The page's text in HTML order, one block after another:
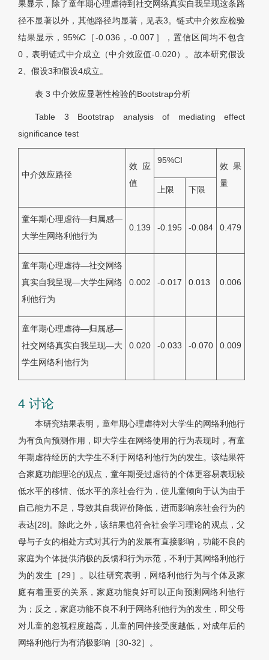
果显示，除了童年期心理虐待到社交网络真实自我呈现这条路
径不显著以外，其他路径均显著，见表3。链式中介效应检验
结果显示，95%C［-0.036，-0.007］，置信区间均不包含
0，表明链式中介成立（中介效应值-0.020）。故本研究假设
2、假设3和假设4成立。
表 3 中介效应显著性检验的Bootstrap分析
Table 3 Bootstrap analysis of mediating effect
significance test
中介效应路径
效应
值
95%CI
效果
量
上限 下限
童年期心理虐待—归属感—
大学生网络利他行为
0.139 -0.195 -0.084 0.479
童年期心理虐待—社交网络
真实自我呈现—大学生网络
利他行为
0.002 -0.017 0.013 0.006
童年期心理虐待—归属感—
社交网络真实自我呈现—大
学生网络利他行为
0.020 -0.033 -0.070 0.009
4 讨论
本研究结果表明，童年期心理虐待对大学生的网络利他行
为有负向预测作用，即大学生在网络使用的行为表现时，有童
年期虐待经历的大学生不利于网络利他行为的发生。该结果符
合家庭功能理论的观点，童年期受过虐待的个体更容易表现较
低水平的移情、低水平的亲社会行为，使儿童倾向于认为由于
自己能力不足，导致其自我评价降低，进而影响亲社会行为的
表达[28]。除此之外，该结果也符合社会学习理论的观点，父
母与子女的相处方式对其行为的发展有直接影响，功能不良的
家庭为个体提供消极的反馈和行为示范，不利于其网络利他行
为的发生［29］。以往研究表明，网络利他行为与个体及家
庭有着重要的关系，家庭功能良好可以正向预测网络利他行
为；反之，家庭功能不良不利于网络利他行为的发生，即父母
对儿童的忽视程度越高，儿童的同伴接受度越低，对成年后的
网络利他行为有消极影响［30-32］。